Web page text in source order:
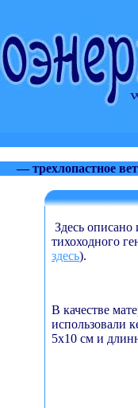
— трехлопастное
Здесь описано
тихоходного
здесь).
В качестве
использовали
5х10 см и